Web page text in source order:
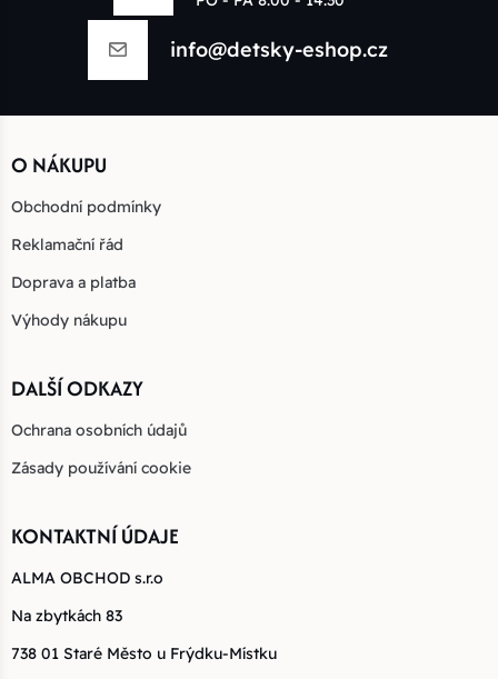
info@detsky-eshop.cz
O NÁKUPU
Obchodní podmínky
Reklamační řád
Doprava a platba
Výhody nákupu
DALŠÍ ODKAZY
Ochrana osobních údajů
Zásady používání cookie
KONTAKTNÍ ÚDAJE
ALMA OBCHOD s.r.o
Na zbytkách 83
738 01 Staré Město u Frýdku-Místku